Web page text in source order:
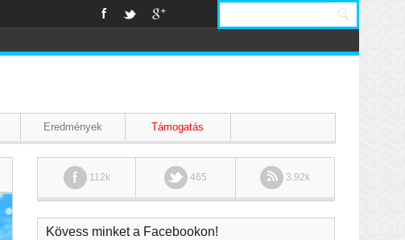
Eredmények Támogatás
112k 465 3.92k
Kövess minket a Facebookon!